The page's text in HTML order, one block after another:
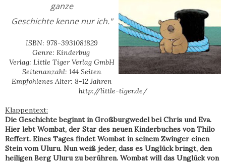
ganze
Geschichte kenne nur ich."
ISBN: 978-3931081829
Genre: Kinderbug
Verlag: Little Tiger Verlag GmbH
Seitenanzahl: 144 Seiten
Empfohlenes Alter: 8-12 Jahren
http://little-tiger.de/
Klappentext:
Die Geschichte beginnt in Großburgwedel bei Chris und Eva.
Hier lebt Wombat, der Star des neuen Kinderbuches von Thilo
Reffert. Eines Tages findet Wombat in seinem Zwinger einen
Stein vom Uluru. Nun weiß jeder, dass es Unglück bringt, den
heiligen Berg Uluru zu berühren. Wombat will das Unglück von